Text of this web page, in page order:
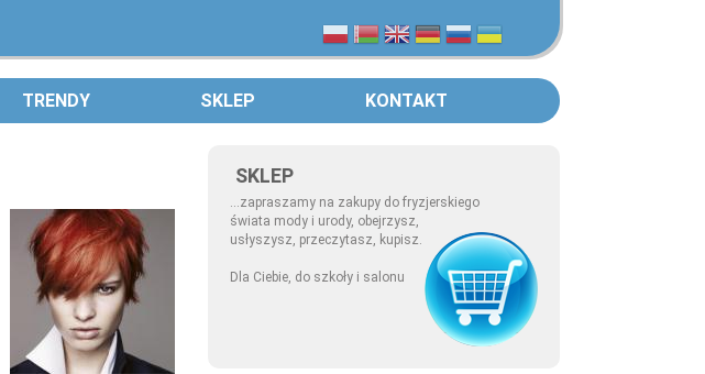
TRENDY SKLEP KONTAKT
SKLEP
...zapraszamy na zakupy do fryzjerskiego
świata mody i urody, obejrzysz,
usłyszysz, przeczytasz, kupisz.
Dla Ciebie, do szkoły i salonu